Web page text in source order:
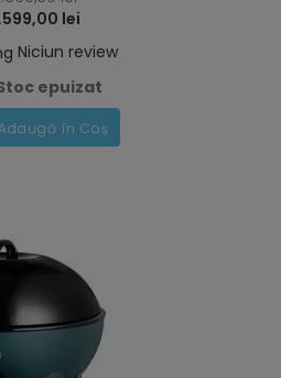
lei
Niciun review
epuizat
în Coș